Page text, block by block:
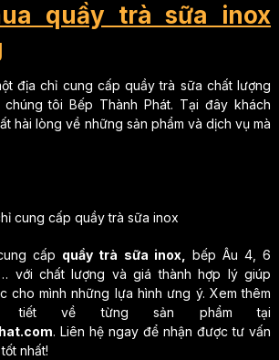
quầy trà sữa inox
địa chỉ cung cấp quầy trà sữa chất lượng
tôi Bếp Thành Phát. Tại đây khách
hài lòng về những sản phẩm và dịch vụ mà
cung cấp quầy trà sữa inox
cấp quầy trà sữa inox, bếp Âu 4, 6
với chất lượng và giá thành hợp lý giúp
cho mình những lựa hình ưng ý. Xem thêm
tiết về từng sản phẩm tại
. Liên hệ ngay để nhận được tư vấn
nhất!